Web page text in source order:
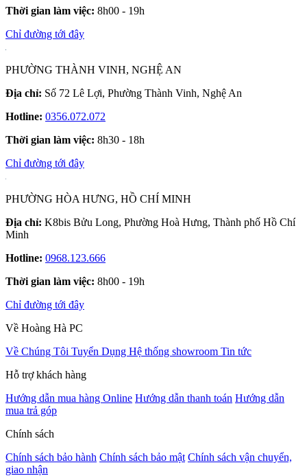
Thời gian làm việc: 8h00 - 19h
Chỉ đường tới đây
PHƯỜNG THÀNH VINH, NGHỆ AN
Địa chỉ: Số 72 Lê Lợi, Phường Thành Vinh, Nghệ An
Hotline: 0356.072.072
Thời gian làm việc: 8h30 - 18h
Chỉ đường tới đây
PHƯỜNG HÒA HƯNG, HỒ CHÍ MINH
Địa chỉ: K8bis Bửu Long, Phường Hoà Hưng, Thành phố Hồ Chí
Minh
Hotline: 0968.123.666
Thời gian làm việc: 8h00 - 19h
Chỉ đường tới đây
Về Hoàng Hà PC
Về Chúng Tôi Tuyển Dụng Hệ thống showroom Tin tức
Hỗ trợ khách hàng
Hướng dẫn mua hàng Online Hướng dẫn thanh toán Hướng dẫn
mua trả góp
Chính sách
Chính sách bảo hành Chính sách bảo mật Chính sách vận chuyển,
giao nhận